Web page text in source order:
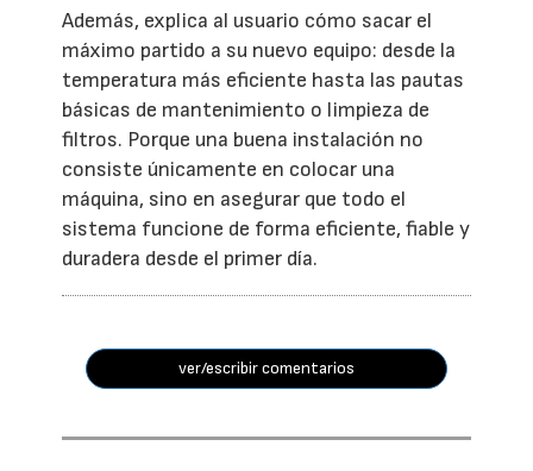
Además, explica al usuario cómo sacar el
máximo partido a su nuevo equipo: desde la
temperatura más eficiente hasta las pautas
básicas de mantenimiento o limpieza de
filtros. Porque una buena instalación no
consiste únicamente en colocar una
máquina, sino en asegurar que todo el
sistema funcione de forma eficiente, fiable y
duradera desde el primer día.
ver/escribir comentarios